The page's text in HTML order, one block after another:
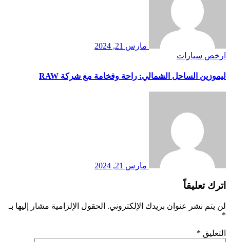
مارس 21, 2024
ارخص سيارات
ليموزين الساحل الشمالي: راحة وفخامة مع شركة RAW
مارس 21, 2024
اترك تعليقاً
لن يتم نشر عنوان بريدك الإلكتروني. الحقول الإلزامية مشار إليها بـ
*
التعليق *